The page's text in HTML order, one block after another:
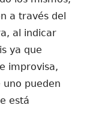
a través del
al indicar
ya que
improvisa,
uno pueden
está